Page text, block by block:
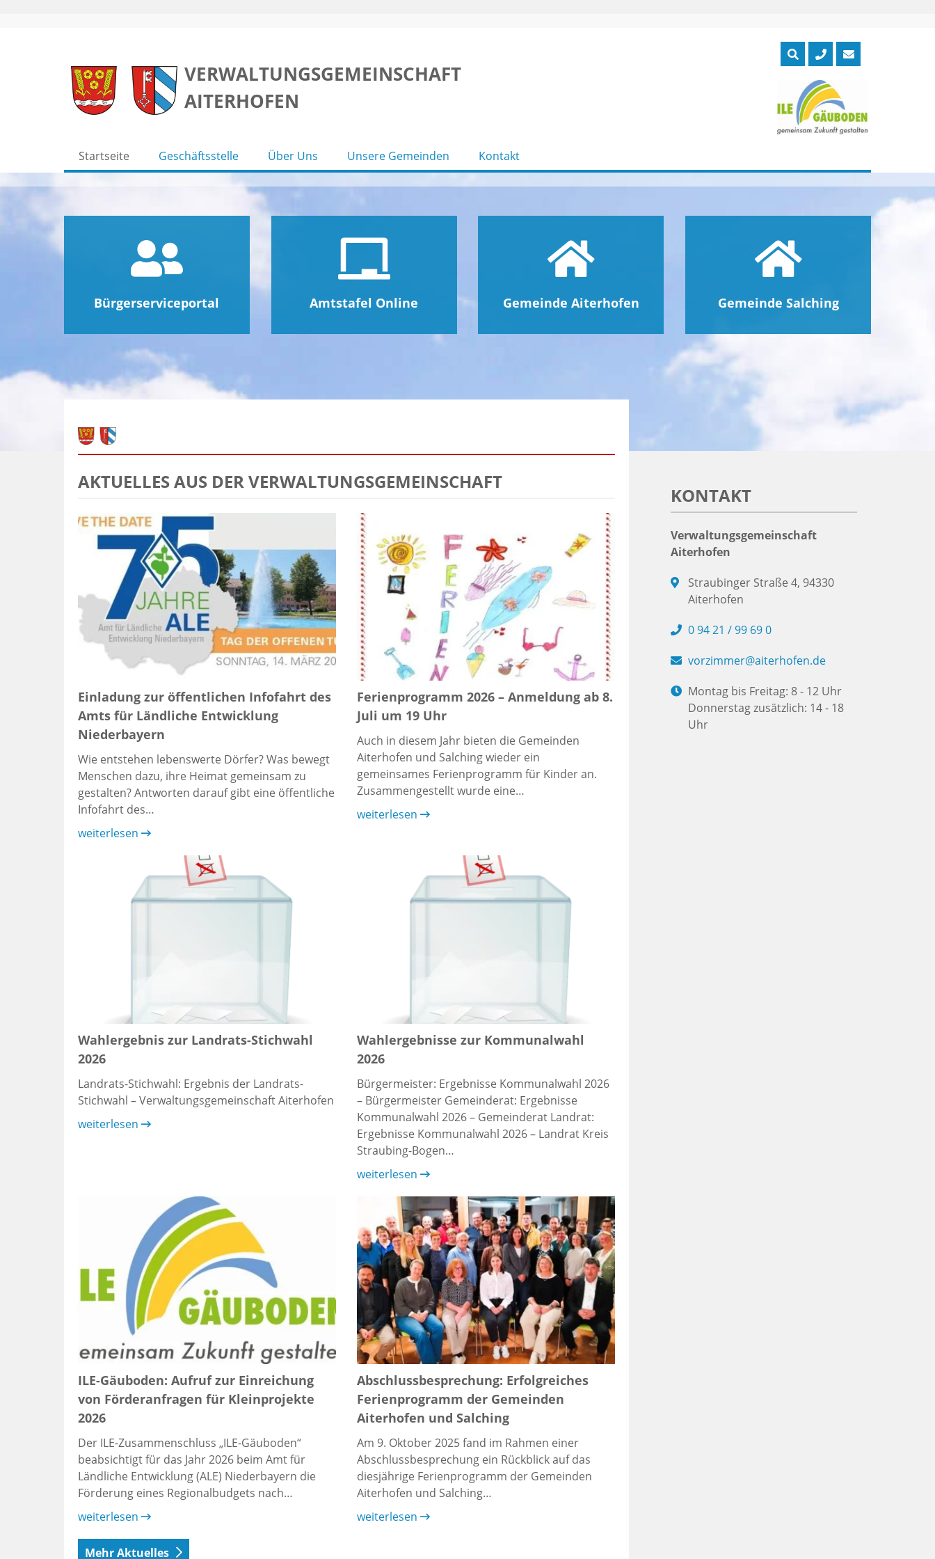
VERWALTUNGSGEMEINSCHAFT
AITERHOFEN
Startseite Geschäftsstelle Über Uns Unsere Gemeinden Kontakt
Bürgerserviceportal Amtstafel Online Gemeinde Aiterhofen Gemeinde Salching
AKTUELLES AUS DER VERWALTUNGSGEMEINSCHAFT
Einladung zur öffentlichen Infofahrt des
Amts für Ländliche Entwicklung
Niederbayern
Wie entstehen lebenswerte Dörfer? Was bewegt
Menschen dazu, ihre Heimat gemeinsam zu
gestalten? Antworten darauf gibt eine öffentliche
Infofahrt des…
weiterlesen
Ferienprogramm 2026 – Anmeldung ab 8.
Juli um 19 Uhr
Auch in diesem Jahr bieten die Gemeinden
Aiterhofen und Salching wieder ein
gemeinsames Ferienprogramm für Kinder an.
Zusammengestellt wurde eine…
weiterlesen
Wahlergebnis zur Landrats-Stichwahl
2026
Landrats-Stichwahl: Ergebnis der Landrats-
Stichwahl – Verwaltungsgemeinschaft Aiterhofen
weiterlesen
Wahlergebnisse zur Kommunalwahl
2026
Bürgermeister: Ergebnisse Kommunalwahl 2026
– Bürgermeister Gemeinderat: Ergebnisse
Kommunalwahl 2026 – Gemeinderat Landrat:
Ergebnisse Kommunalwahl 2026 – Landrat Kreis
Straubing-Bogen…
weiterlesen
ILE-Gäuboden: Aufruf zur Einreichung
von Förderanfragen für Kleinprojekte
2026
Der ILE-Zusammenschluss „ILE-Gäuboden“
beabsichtigt für das Jahr 2026 beim Amt für
Ländliche Entwicklung (ALE) Niederbayern die
Förderung eines Regionalbudgets nach…
weiterlesen
Abschlussbesprechung: Erfolgreiches
Ferienprogramm der Gemeinden
Aiterhofen und Salching
Am 9. Oktober 2025 fand im Rahmen einer
Abschlussbesprechung ein Rückblick auf das
diesjährige Ferienprogramm der Gemeinden
Aiterhofen und Salching…
weiterlesen
Mehr Aktuelles
KONTAKT
Verwaltungsgemeinschaft
Aiterhofen
Straubinger Straße 4, 94330
Aiterhofen
0 94 21 / 99 69 0
vorzimmer@aiterhofen.de
Montag bis Freitag: 8 - 12 Uhr
Donnerstag zusätzlich: 14 - 18
Uhr